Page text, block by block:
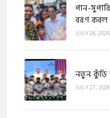
পান-
বরণ করল
JULY 28, 2026
নতুন কুঁড়ি
JULY 27, 2026